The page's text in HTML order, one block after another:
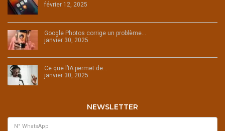
février 12, 2025
Google Photos corrige un problème…
janvier 30, 2025
Ce que l’IA permet de…
janvier 30, 2025
NEWSLETTER